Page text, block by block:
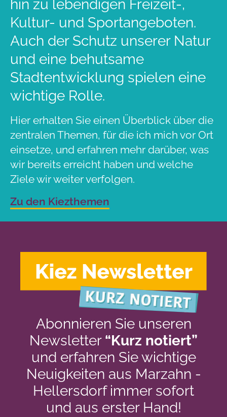
hin zu lebendigen Freizeit-,
Kultur- und Sportangeboten.
Auch der Schutz unserer Natur
und eine behutsame
Stadtentwicklung spielen eine
wichtige Rolle.
Hier erhalten Sie einen Überblick über die
zentralen Themen, für die ich mich vor Ort
einsetze, und erfahren mehr darüber, was
wir bereits erreicht haben und welche
Ziele wir weiter verfolgen.
Zu den Kiezthemen
Abonnieren Sie unseren
Newsletter “Kurz notiert”
und erfahren Sie wichtige
Neuigkeiten aus Marzahn -
Hellersdorf immer sofort
und aus erster Hand!